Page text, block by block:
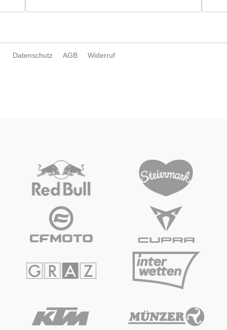
Datenschutz AGB Widerruf